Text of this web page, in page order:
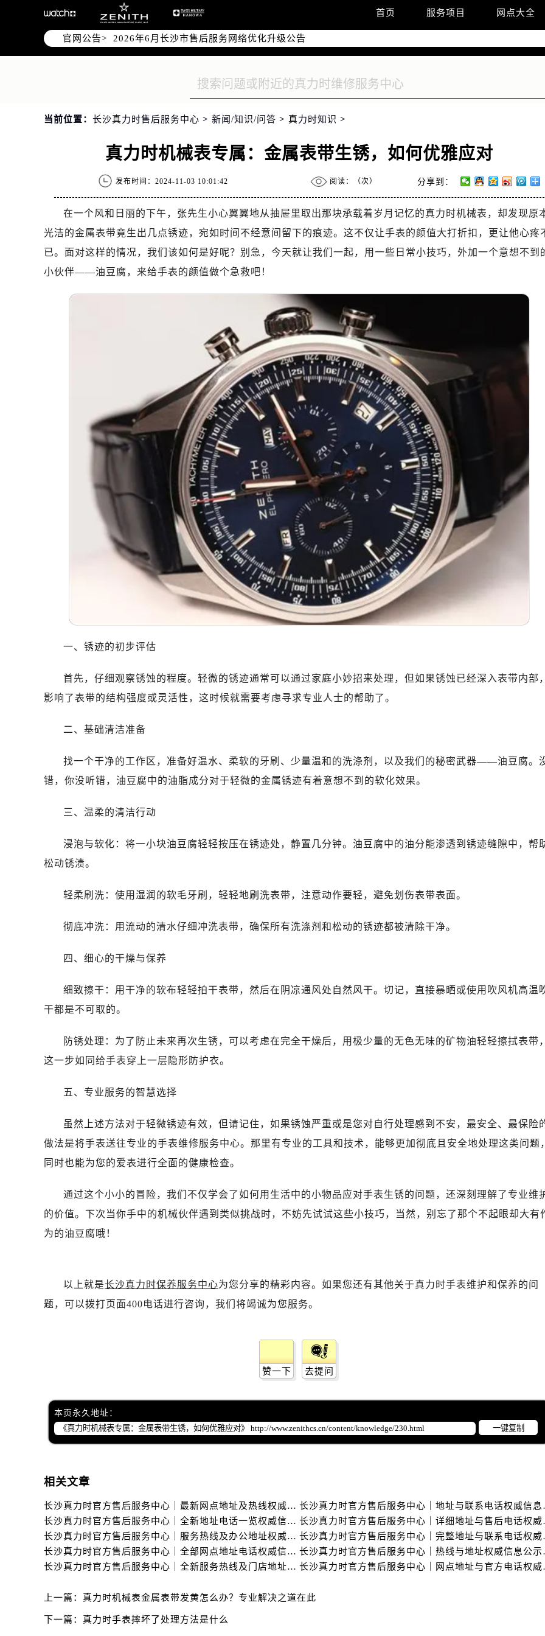
首页 服务项目 网点大全
官网公告>
2026年6月长沙市售后服务网络优化升级公告
2026年6月长沙市官方售后客户服务热线：
长沙市芙蓉区定王台街道建湘路393号世茂环球金融中心写字楼（芙蓉广场）10层13室（需提前预约）
节假日正常营业！
当前位置： 长沙真力时售后服务中心 > 新闻/知识/问答 > 真力时知识 >
真力时机械表专属：金属表带生锈，如何优雅应对
发布时间：2024-11-03 10:01:42 阅读：（次） 分享到：
在一个风和日丽的下午，张先生小心翼翼地从抽屉里取出那块承载着岁月记忆的真力时机械表，却发现原
光洁的金属表带竟生出几点锈迹，宛如时间不经意间留下的痕迹。这不仅让手表的颜值大打折扣，更让他心疼
已。面对这样的情况，我们该如何是好呢？别急，今天就让我们一起，用一些日常小技巧，外加一个意想不到
小伙伴——油豆腐，来给手表的颜值做个急救吧！
一、锈迹的初步评估
首先，仔细观察锈蚀的程度。轻微的锈迹通常可以通过家庭小妙招来处理，但如果锈蚀已经深入表带内部，
影响了表带的结构强度或灵活性，这时候就需要考虑寻求专业人士的帮助了。
二、基础清洁准备
找一个干净的工作区，准备好温水、柔软的牙刷、少量温和的洗涤剂，以及我们的秘密武器——油豆腐。
错，你没听错，油豆腐中的油脂成分对于轻微的金属锈迹有着意想不到的软化效果。
三、温柔的清洁行动
浸泡与软化：将一小块油豆腐轻轻按压在锈迹处，静置几分钟。油豆腐中的油分能渗透到锈迹缝隙中，帮
松动锈渍。
轻柔刷洗：使用湿润的软毛牙刷，轻轻地刷洗表带，注意动作要轻，避免划伤表带表面。
彻底冲洗：用流动的清水仔细冲洗表带，确保所有洗涤剂和松动的锈迹都被清除干净。
四、细心的干燥与保养
细致擦干：用干净的软布轻轻拍干表带，然后在阴凉通风处自然风干。切记，直接暴晒或使用吹风机高温
干都是不可取的。
防锈处理：为了防止未来再次生锈，可以考虑在完全干燥后，用极少量的无色无味的矿物油轻轻擦拭表带，
这一步如同给手表穿上一层隐形防护衣。
五、专业服务的智慧选择
虽然上述方法对于轻微锈迹有效，但请记住，如果锈蚀严重或是您对自行处理感到不安，最安全、最保险
做法是将手表送往专业的手表维修服务中心。那里有专业的工具和技术，能够更加彻底且安全地处理这类问题，
同时也能为您的爱表进行全面的健康检查。
通过这个小小的冒险，我们不仅学会了如何用生活中的小物品应对手表生锈的问题，还深刻理解了专业维
的价值。下次当你手中的机械伙伴遇到类似挑战时，不妨先试试这些小技巧，当然，别忘了那个不起眼却大有
为的油豆腐哦！
以上就是长沙真力时保养服务中心为您分享的精彩内容。如果您还有其他关于真力时手表维护和保养的问
题，可以拨打页面400电话进行咨询，我们将竭诚为您服务。
赞一下 去提问
本页永久地址：
一键复制
相关文章
长沙真力时官方售后服务中心｜最新网点地址及热线权威信息公示（2026年6月最新）
长沙真力时
长沙真力时官方售后服务中心｜全新地址电话一览权威信息公示（2026年6月最新）
长沙真力时
长沙真力时官方售后服务中心｜服务热线及办公地址权威信息公示（2026年6月最新）
长沙真力时
长沙真力时官方售后服务中心｜全部网点地址电话权威信息公示（2026年6月最新）
长沙真力时
长沙真力时官方售后服务中心｜全新服务热线及门店地址权威信息公示（2026年6月最新）
长沙真力时
上一篇： 真力时机械表金属表带发黄怎么办？专业解决之道在此
下一篇： 真力时手表摔坏了处理方法是什么